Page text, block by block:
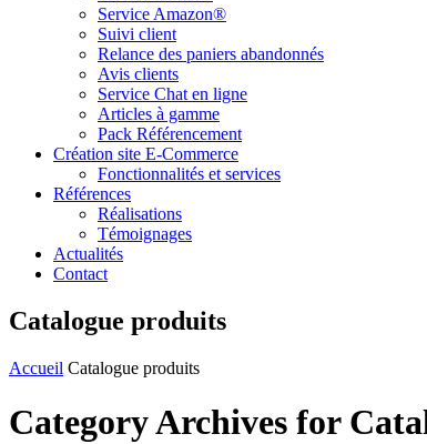
Service Amazon®
Suivi client
Relance des paniers abandonnés
Avis clients
Service Chat en ligne
Articles à gamme
Pack Référencement
Création site E-Commerce
Fonctionnalités et services
Références
Réalisations
Témoignages
Actualités
Contact
Catalogue produits
Accueil Catalogue produits
Category Archives for